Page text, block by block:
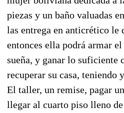
piezas y un baño valuadas
las entrega en anticrético le
entonces ella podrá armar
sueña, y ganar lo suficiente
recuperar su casa, teniendo
El taller, un remise, pagar
llegar al cuarto piso lleno de